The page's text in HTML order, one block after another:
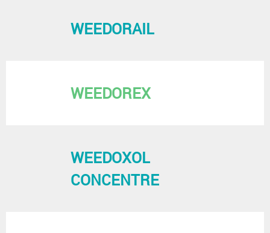
WEEDORAIL
WEEDOREX
WEEDOXOL
CONCENTRE